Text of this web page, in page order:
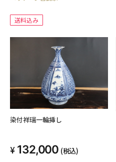
送料込み
染付祥瑞一輪挿し
132,000 (税込)